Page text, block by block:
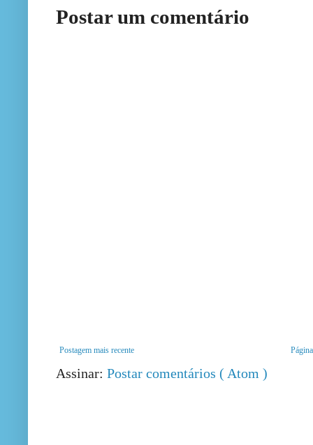
Postar um comentário
Postagem mais recente
Assinar: Postar comentários ( Atom )